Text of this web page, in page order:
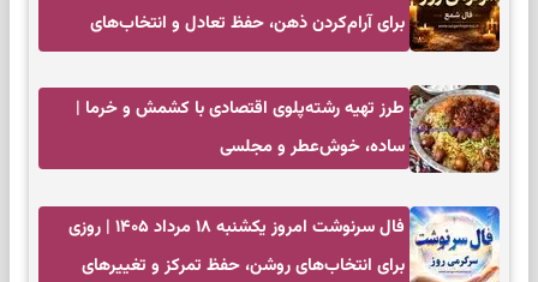
برای آرام‌کردن ذهن، حفظ تعادل و انتخاب‌های
طرز تهیه رشته‌پلوی اقتصادی با کشمش و خرما |
ساده، خوش‌عطر و مجلسی
فال سرنوشت امروز یکشنبه ۱۸ مرداد ۱۴۰۵ | روزی
برای انتخاب‌های روشن، حفظ تمرکز و تغییرهای